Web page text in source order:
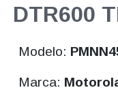
DTR600
Modelo:
Marca: